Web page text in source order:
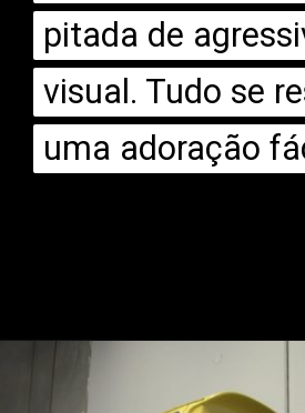
pitada de
visual. Tudo se
uma adoração
pitada de
visual. Tudo se
uma adoração